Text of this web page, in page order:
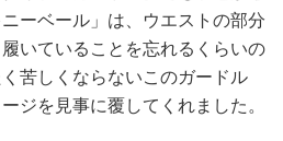
ーベール」は、ウエストの部分
いていることを忘れるくらいの
苦しくならないこのガードル
ジを見事に覆してくれました。